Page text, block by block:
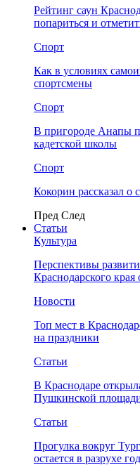
Рейтинг саун
попариться и
Спорт
Как в условиях
спортсмены
Спорт
В пригороде Анапы
кадетской школы
Спорт
Кокорин рассказал о
Пред След
Статьи
Культура
Перспективы
Краснодарского
Новости
Топ мест в
на праздники
Статьи
В Краснодаре
Пушкинской
Статьи
Прогулка вокруг
остается в разрухе